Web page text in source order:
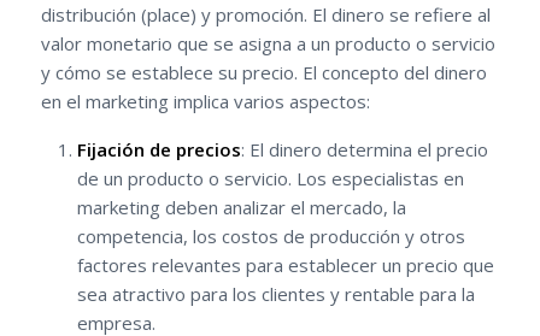
distribución (place) y promoción. El dinero se refiere al
valor monetario que se asigna a un producto o servicio
y cómo se establece su precio. El concepto del dinero
en el marketing implica varios aspectos:
Fijación de precios: El dinero determina el precio
de un producto o servicio. Los especialistas en
marketing deben analizar el mercado, la
competencia, los costos de producción y otros
factores relevantes para establecer un precio que
sea atractivo para los clientes y rentable para la
empresa.